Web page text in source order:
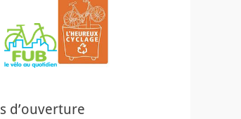
d’ouverture